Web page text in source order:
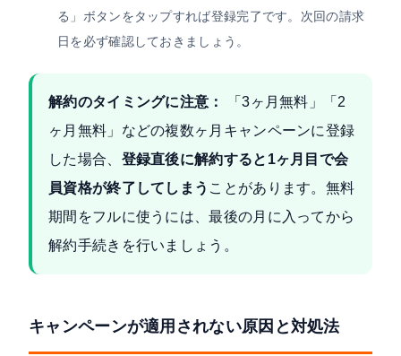
る」ボタンをタップすれば登録完了です。次回の請求
日を必ず確認しておきましょう。
解約のタイミングに注意：
「3ヶ月無料」「2
ヶ月無料」などの複数ヶ月キャンペーンに登録
した場合、 登録直後に解約すると1ヶ月目で会
員資格が終了してしまう ことがあります。無料
期間をフルに使うには、最後の月に入ってから
解約手続きを行いましょう。
キャンペーンが適用されない原因と対処法